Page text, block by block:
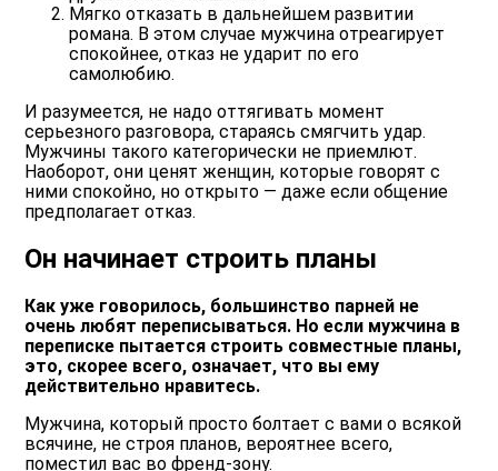
Мягко отказать в дальнейшем развитии
романа. В этом случае мужчина отреагирует
спокойнее, отказ не ударит по его
самолюбию.
И разумеется, не надо оттягивать момент
серьезного разговора, стараясь смягчить удар.
Мужчины такого категорически не приемлют.
Наоборот, они ценят женщин, которые говорят с
ними спокойно, но открыто — даже если общение
предполагает отказ.
Он начинает строить планы
Как уже говорилось, большинство парней не
очень любят переписываться. Но если мужчина в
переписке пытается строить совместные планы,
это, скорее всего, означает, что вы ему
действительно нравитесь.
Мужчина, который просто болтает с вами о всякой
всячине, не строя планов, вероятнее всего,
поместил вас во френд-зону.